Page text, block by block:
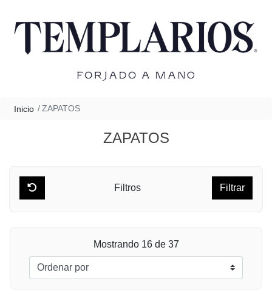
Inicio ZAPATOS
ZAPATOS
Filtros Filtrar
Mostrando 16 de 37